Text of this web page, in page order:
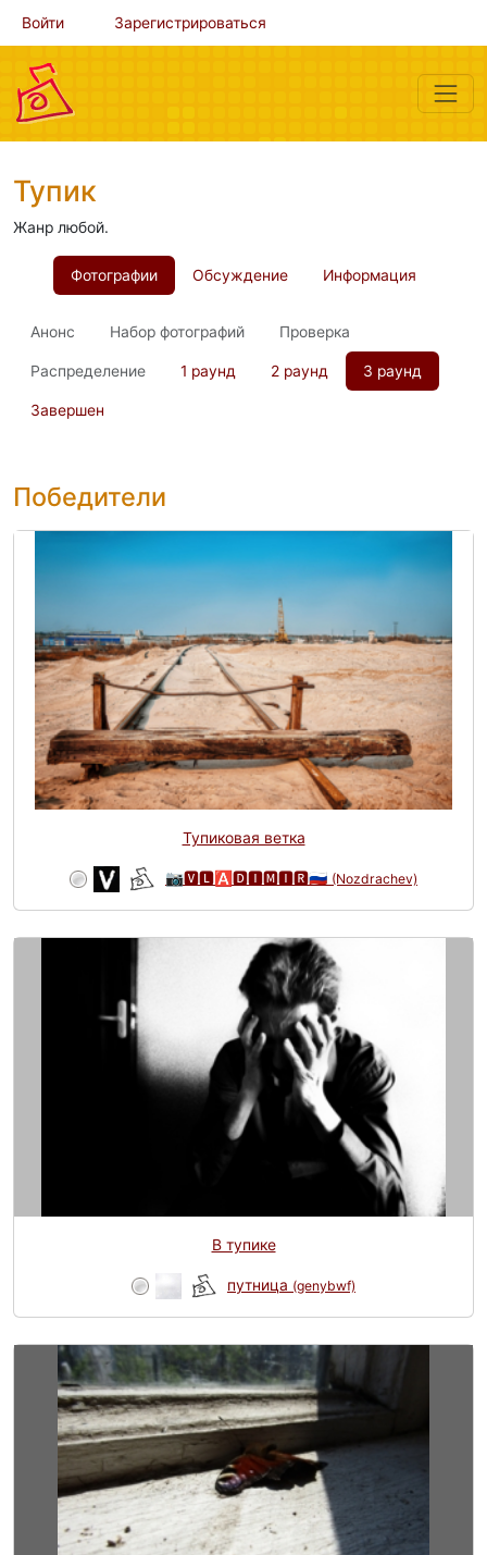
Войти Зарегистрироваться
Тупик
Жанр любой.
Фотографии Обсуждение Информация
Анонс Набор фотографий Проверка
Распределение 1 раунд 2 раунд 3 раунд
Завершен
Победители
Тупиковая ветка
📷🆅🅻🅰🅳🅸🅼🅸🆁🇷🇺 (Nozdrachev)
В тупике
путница (genybwf)